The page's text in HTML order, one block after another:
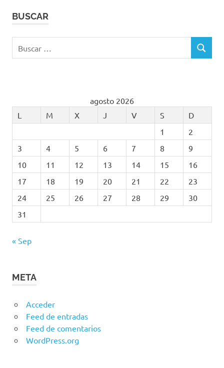
BUSCAR
BUSCAR
agosto 2026
L
M X J V S
D
1
2
3
4 5 6 7 8
9
10
11 12 13 14 15
16
17
18 19 20 21 22
23
24
25 26 27 28 29
30
31
« Sep
META
Acceder
Feed de entradas
Feed de comentarios
WordPress.org